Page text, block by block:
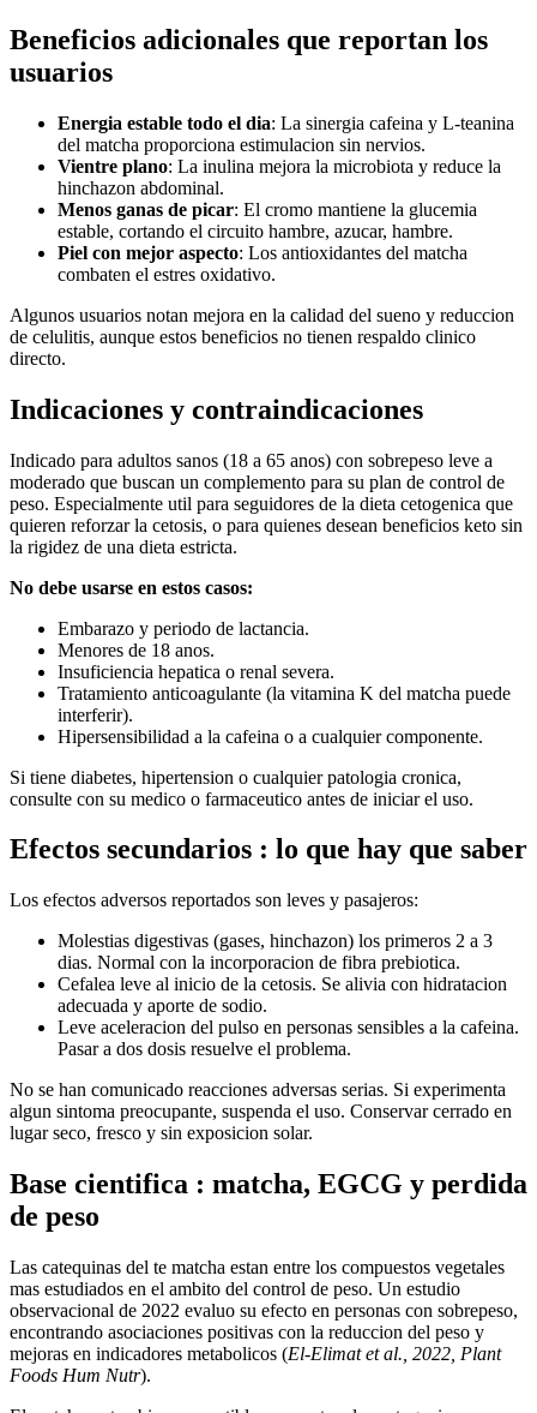
Beneficios adicionales que reportan los
usuarios
Energia estable todo el dia: La sinergia cafeina y L-teanina
del matcha proporciona estimulacion sin nervios.
Vientre plano: La inulina mejora la microbiota y reduce la
hinchazon abdominal.
Menos ganas de picar: El cromo mantiene la glucemia
estable, cortando el circuito hambre, azucar, hambre.
Piel con mejor aspecto: Los antioxidantes del matcha
combaten el estres oxidativo.
Algunos usuarios notan mejora en la calidad del sueno y reduccion
de celulitis, aunque estos beneficios no tienen respaldo clinico
directo.
Indicaciones y contraindicaciones
Indicado para adultos sanos (18 a 65 anos) con sobrepeso leve a
moderado que buscan un complemento para su plan de control de
peso. Especialmente util para seguidores de la dieta cetogenica que
quieren reforzar la cetosis, o para quienes desean beneficios keto sin
la rigidez de una dieta estricta.
No debe usarse en estos casos:
Embarazo y periodo de lactancia.
Menores de 18 anos.
Insuficiencia hepatica o renal severa.
Tratamiento anticoagulante (la vitamina K del matcha puede
interferir).
Hipersensibilidad a la cafeina o a cualquier componente.
Si tiene diabetes, hipertension o cualquier patologia cronica,
consulte con su medico o farmaceutico antes de iniciar el uso.
Efectos secundarios : lo que hay que saber
Los efectos adversos reportados son leves y pasajeros:
Molestias digestivas (gases, hinchazon) los primeros 2 a 3
dias. Normal con la incorporacion de fibra prebiotica.
Cefalea leve al inicio de la cetosis. Se alivia con hidratacion
adecuada y aporte de sodio.
Leve aceleracion del pulso en personas sensibles a la cafeina.
Pasar a dos dosis resuelve el problema.
No se han comunicado reacciones adversas serias. Si experimenta
algun sintoma preocupante, suspenda el uso. Conservar cerrado en
lugar seco, fresco y sin exposicion solar.
Base cientifica : matcha, EGCG y perdida
de peso
Las catequinas del te matcha estan entre los compuestos vegetales
mas estudiados en el ambito del control de peso. Un estudio
observacional de 2022 evaluo su efecto en personas con sobrepeso,
encontrando asociaciones positivas con la reduccion del peso y
mejoras en indicadores metabolicos (El-Elimat et al., 2022, Plant
Foods Hum Nutr).